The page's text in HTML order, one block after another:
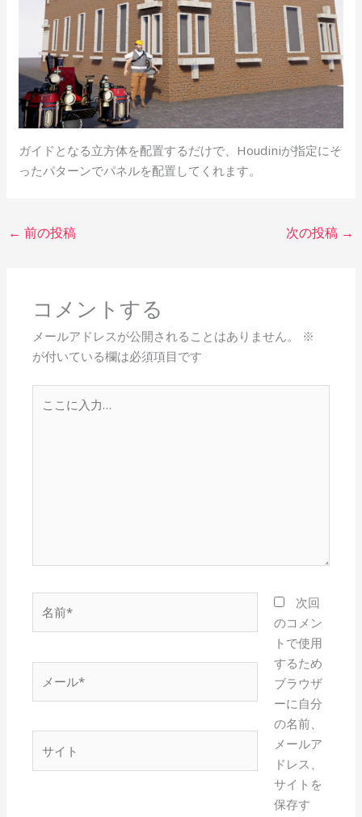
ガイドとなる立方体を配置するだけで、Houdiniが指定にそ
ったパターンでパネルを配置してくれます。
← 前の投稿 次の投稿 →
コメントする
メールアドレスが公開されることはありません。
※
が付いている欄は必須項目です
こ
前
ー
*
次回
のコメン
トで使用
するため
ブラウザ
ーに自分
の名前、
メールア
ドレス、
サイトを
保存す